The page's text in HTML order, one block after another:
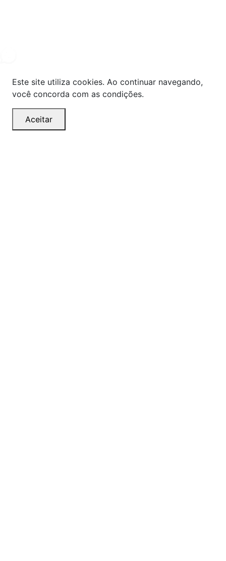
Este site utiliza cookies. Ao continuar navegando,
você concorda com as condições.
Aceitar